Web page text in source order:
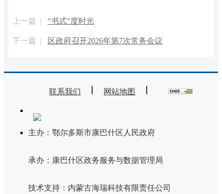
上一篇 | “书式”度时光
下一篇 | 区政府召开2026年第7次常务会议
联系我们 网站地图
主办：鄂尔多斯市康巴什区人民政府
承办：康巴什区政务服务与数据管理局
技术支持：内蒙古海瑞科技有限责任公司